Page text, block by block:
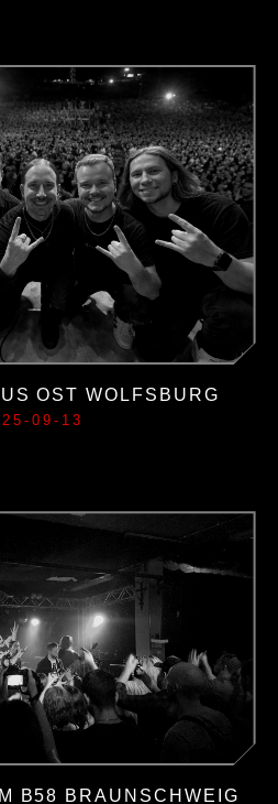
OST WOLFSBURG
09-13
B58 BRAUNSCHWEIG